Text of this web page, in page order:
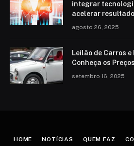
integrar
acelerar
agosto 26, 2025
Leilão de Carros
Conheça os
setembro 16, 2025
HOME NOTÍCIAS QUEM FAZ